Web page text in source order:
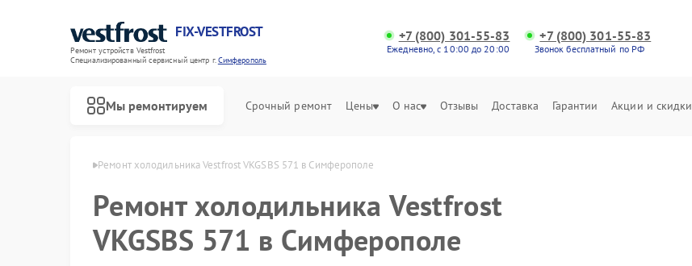
FIX-VESTFROST
Ремонт устройств Vestfrost
Специализированный cервисный центр г.Симферополь
+7 (800) 301-55-83
Ежедневно, с 10:00 до 20:00
+7 (800) 301-55-83
Звонок бесплатный по РФ
Мы ремонтируем Срочный ремонт Цены О нас Отзывы Доставка Гарантии Акции и скидки
в Симферополе Ремонт холодильника Vestfrost VKGSBS 571 в Симферополе
Ремонт холодильника Vestfrost
VKGSBS 571 в Симферополе